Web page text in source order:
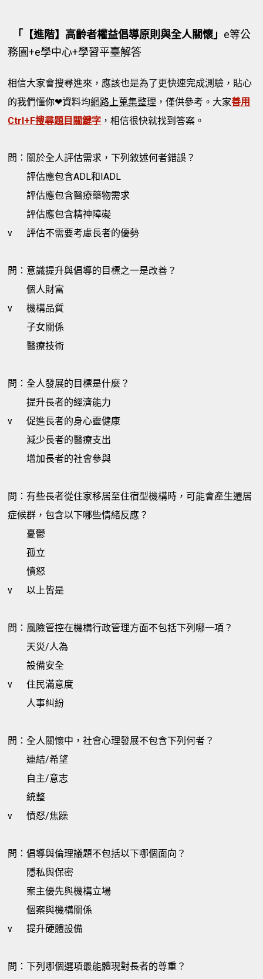
「【進階】高齡者權益倡導原則與全人關懷」 e等公
務園+e學中心+學習平臺解答
相信大家會搜尋進來，應該也是為了更快速完成測驗，貼心
的我們懂你❤資料均網路上蒐集整理 ，僅供參考。大家善用
Ctrl+F搜尋題目關鍵字 ，相信很快就找到答案。
問：關於全人評估需求，下列敘述何者錯誤？
評估應包含ADL和IADL
評估應包含醫療藥物需求
評估應包含精神障礙
v
評估不需要考慮長者的優勢
問：意識提升與倡導的目標之一是改善？
個人財富
v
機構品質
子女關係
醫療技術
問：全人發展的目標是什麼？
提升長者的經濟能力
v
促進長者的身心靈健康
減少長者的醫療支出
增加長者的社會參與
問：有些長者從住家移居至住宿型機構時，可能會產生遷居
症候群，包含以下哪些情緒反應？
憂鬱
孤立
憤怒
v
以上皆是
問：風險管控在機構行政管理方面不包括下列哪一項？
天災/人為
設備安全
v
住民滿意度
人事糾紛
問：全人關懷中，社會心理發展不包含下列何者？
連結/希望
自主/意志
統整
v
憤怒/焦躁
問：倡導與倫理議題不包括以下哪個面向？
隱私與保密
案主優先與機構立場
個案與機構關係
v
提升硬體設備
問：下列哪個選項最能體現對長者的尊重？